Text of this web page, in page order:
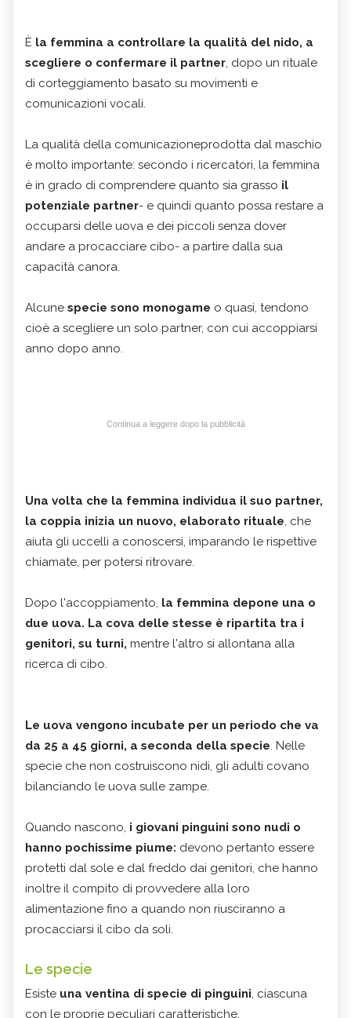
È la femmina a controllare la qualità del nido, a
scegliere o confermare il partner, dopo un rituale
di corteggiamento basato su movimenti e
comunicazioni vocali.
La qualità della comunicazioneprodotta dal maschio
è molto importante: secondo i ricercatori, la femmina
è in grado di comprendere quanto sia grasso il
potenziale partner- e quindi quanto possa restare a
occuparsi delle uova e dei piccoli senza dover
andare a procacciare cibo- a partire dalla sua
capacità canora.
Alcune specie sono monogame o quasi, tendono
cioè a scegliere un solo partner, con cui accoppiarsi
anno dopo anno.
Continua a leggere dopo la pubblicità
Una volta che la femmina individua il suo partner,
la coppia inizia un nuovo, elaborato rituale, che
aiuta gli uccelli a conoscersi, imparando le rispettive
chiamate, per potersi ritrovare.
Dopo l'accoppiamento, la femmina depone una o
due uova. La cova delle stesse è ripartita tra i
genitori, su turni, mentre l'altro si allontana alla
ricerca di cibo.
Le uova vengono incubate per un periodo che va
da 25 a 45 giorni, a seconda della specie. Nelle
specie che non costruiscono nidi, gli adulti covano
bilanciando le uova sulle zampe.
Quando nascono, i giovani pinguini sono nudi o
hanno pochissime piume: devono pertanto essere
protetti dal sole e dal freddo dai genitori, che hanno
inoltre il compito di provvedere alla loro
alimentazione fino a quando non riusciranno a
procacciarsi il cibo da soli.
Le specie
Esiste una ventina di specie di pinguini, ciascuna
con le proprie peculiari caratteristiche.